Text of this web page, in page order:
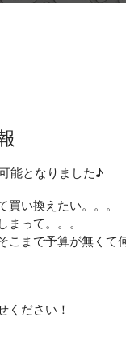
能となりました♪
買い換えたい。。。
まって。。。
こまで予算が無くて
ください！